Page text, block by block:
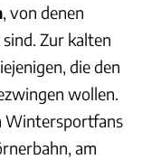
, von denen
Zur kalten
die den
wollen.
Wintersportfans
am